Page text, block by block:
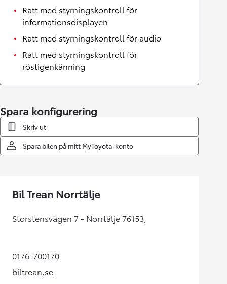
Ratt med styrningskontroll för
informationsdisplayen
Ratt med styrningskontroll för audio
Ratt med styrningskontroll för
röstigenkänning
Spara konfigurering
Skriv ut
Spara bilen på mitt MyToyota-konto
Bil Trean Norrtälje
Storstensvägen 7 - Norrtälje 76153,
0176-700170(Opens in new tab)
biltrean.se(Opens in new tab)